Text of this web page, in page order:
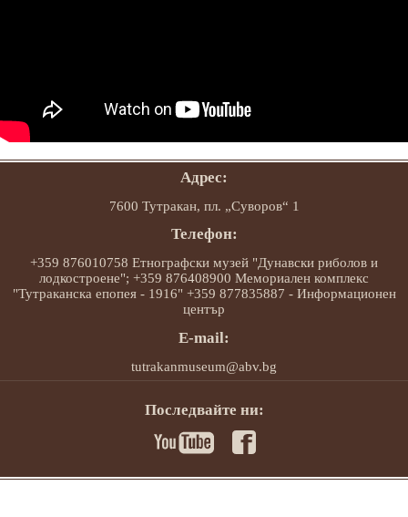
Адрес:
7600 Тутракан, пл. „Суворов“ 1
Телефон:
+359 876010758 Етнографски музей "Дунавски риболов и
лодкостроене"; +359 876408900 Мемориален комплекс
"Тутраканска епопея - 1916" +359 877835887 - Информационен
център
E-mail:
tutrakanmuseum@abv.bg
Последвайте ни: